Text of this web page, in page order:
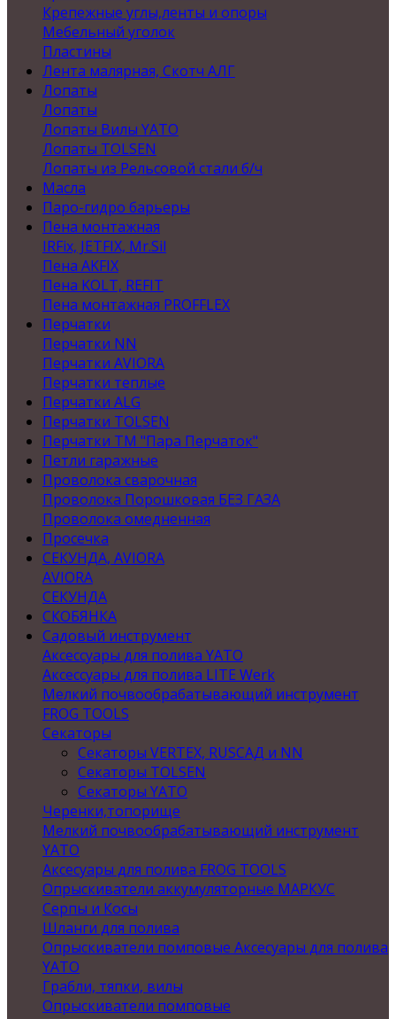
Крепежные углы,ленты и опоры
Мебельный уголок
Пластины
Лента малярная, Скотч АЛГ
Лопаты
Лопаты
Лопаты Вилы YATO
Лопаты TOLSEN
Лопаты из Рельсовой стали б/ч
Масла
Паро-гидро барьеры
Пена монтажная
IRFix, JETFIX, Mr.Sil
Пена AKFIX
Пена KOLT, REFIT
Пена монтажная PROFFLEX
Перчатки
Перчатки NN
Перчатки AVIORA
Перчатки теплые
Перчатки ALG
Перчатки TOLSEN
Перчатки ТМ "Пара Перчаток"
Петли гаражные
Проволока сварочная
Проволока Порошковая БЕЗ ГАЗА
Проволока омедненная
Просечка
СЕКУНДА, AVIORA
AVIORA
СЕКУНДА
СКОБЯНКА
Садовый инструмент
Аксессуары для полива YATO
Аксессуары для полива LITE Werk
Мелкий почвообрабатывающий инструмент
FROG TOOLS
Секаторы
Секаторы VERTEX, RUSСАД и NN
Секаторы TOLSEN
Секаторы YATO
Черенки,топорище
Мелкий почвообрабатывающий инструмент
YATO
Аксесуары для полива FROG TOOLS
Опрыскиватели аккумуляторные МАРКУС
Серпы и Косы
Шланги для полива
Опрыскиватели помповые Аксесуары для полива
YATO
Грабли, тяпки, вилы
Опрыскиватели помповые